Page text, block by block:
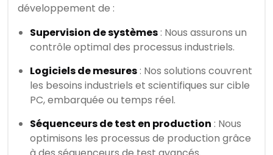
développement de :
Supervision de systèmes: Nous assurons un
contrôle optimal des processus industriels.
Logiciels de mesures: Nos solutions couvrent
les besoins industriels et scientifiques sur cible
PC, embarquée ou temps réel.
Séquenceurs de test en production : Nous
optimisons les processus de production grâce